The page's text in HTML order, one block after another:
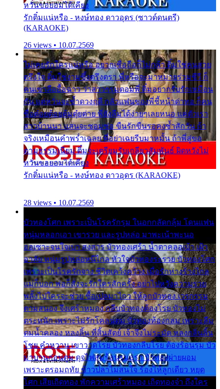
หวั่นขอยอมได้เคียง
รักติ๋มแน่หรือ - หงษ์ทอง ดาวอุดร (ซาวด์ดนตรี)
(KARAOKE)
26 views • 10.07.2569
ไม่เคยรักใครแน่หรือ อยากเชื่อถือก็ไม่กล้า ติ๋มใช่คนสวย
ตรึงใจ ติ๋มใช่งามซึ้งตรึงตรา พี่หรือจะมาหมายร่วมชีวี ก็
คนเขาลืออื้อฉาว ว่าสาวๆรุมตอมพี่ ติ๋มอยากรับรักเหมือน
กัน แต่หวั่นจะช้ำดวงฤดี กลัวแฟนของพี่ชี้หน้าด่าทอ ก็คน
ชื่อต๋อยต้อยตุ้มตุ๋ยต่าย พี่ยังลืมได้ง่ายๆเลยหนอ แค่ตัวเรา
สาวบ้านนา แสนจะซอมซ่อ ขืนรักขืนรอคงช้ำสักวัน ถ้า
จริงเหมือนคำพร่ำเฉลย พี่อย่าเฉยรีบมาหมั้น ถ้าพี่สู่ขอ
ตามธรรมเนียม ติ๋มจะเตรียมรับเกลียวสัมพันธ์ ผิดหวังไม่
หวั่นขอยอมได้เคียง
รักติ๋มแน่หรือ - หงษ์ทอง ดาวอุดร (KARAOKE)
28 views • 10.07.2569
บัวทองโศก เพราะเป็นโรครักรุม ในอกกลัดกลุ้ม โดนแฟน
หนุ่มหลอกเอา เขารวย และรูปหล่อ มาพะเน้าพะนอ
ออเซาะจนใจเบา สงสาร บัวทองเศร้า น้ำตาคลอเบ้า เฝ้า
อาลัย หนุ่มรูปหล่อหนีไกล หัวใจบัวทองระรวย บัวทองโศก
เพราะเป็นโรครักจาง ชีวิตเคว้งคว้าง เมื่อรักห่างร้างไกล
แม่ก็บอก พ่อก็สั่งจะรักใครสักครั้ง อย่าไปหวังความรวย
พลั้งไปใครจะช่วย ซื้อเปลมาไกว ให้ลูกบัวทอง เวรกรรม
ตามสนอง จึงเศร้าหมอง กลีบบัวทองต้องโรย บัวทองไม่
ตระหนัก เพราะไม่รักโคลนตม บัวทองท้องกลม เพราะลืม
ตมน้ำคลอง หลงลิ้น ที่สิ้นสัตย์ เจ้าจึงไม่ระมัด หลงกลิ่นลิ้น
โชย คำหวาน เขาวาดโรย บัวทองกลีบโรย ต้องร้อนรุม บัว
มาบานก่อนตูม ดุจไฟสุมร้อนรุมอุรา บัวทองผ่ายผอม
เพราะตรอมฤทัย ข้าวปลาไม่สนใจ ร้องไห้ลูกเดียว หยุด
โศก เสียเถิดทอง พักความเศร้าหมอง เถิดทองจ๋า ถึงใคร